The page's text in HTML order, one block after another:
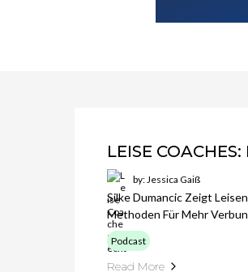
LEISE
by: Jessica Gaiß
Silke Dumancic Zeigt
Methoden Für Mehr
Podcast
Read More